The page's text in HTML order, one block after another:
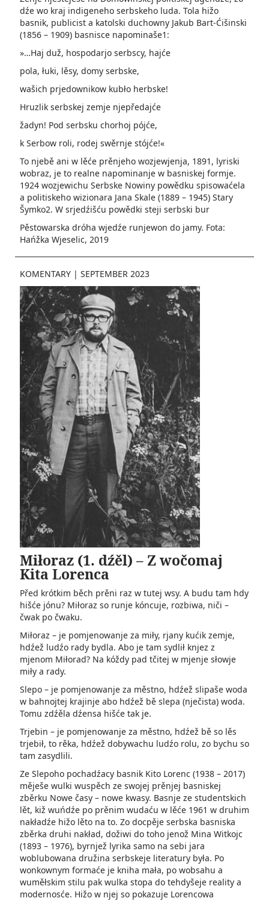
dźe wo kraj indigeneho serbskeho luda. Tola hižo
basnik, publicist a katolski duchowny Jakub Bart-Ćišinski
(1856 – 1909) basnisce napominaše1:
»…Haj duž, hospodarjo serbscy, hajće
pola, łuki, lěsy, domy serbske,
wašich prjedownikow kubło herbske!
Hruzlik serbskej zemje njepředajće
žadyn! Pod serbsku chorhoj pójće,
k Serbow roli, rodej swěrnje stójće!«
To njebě ani w lěće prěnjeho wozjewjenja, 1891, lyriski
wobraz, je to realne napominanje w basniskej formje.
1924 wozjewichu Serbske Nowiny powědku spisowaćela
a politiskeho wizionara Jana Skale (1889 – 1945) Stary
Šymko2. W srjedźišću powědki steji serbski bur
Pěstowarska dróha wjedźe runjewon do jamy. Fota:
Hańžka Wjeselic, 2019
KOMENTARY | SEPTEMBER 2023
Miłoraz (1. dźěl) – Z wočomaj
Kita Lorenca
Před krótkim běch prěni raz w tutej wsy. A budu tam hdy
hišće jónu? Miłoraz so runje kóncuje, rozbiwa, niči –
čwak po čwaku.
Miłoraz – je pomjenowanje za miły, rjany kućik zemje,
hdźež ludźo rady bydla. Abo je tam sydlił knjez z
mjenom Miłorad? Na kóždy pad tčitej w mjenje słowje
miły a rady.
Slepo – je pomjenowanje za městno, hdźež slipaše woda
w bahnojtej krajinje abo hdźež bě slepa (nječista) woda.
Tomu zdźěla dźensa hišće tak je.
Trjebin – je pomjenowanje za městno, hdźež bě so lěs
trjebił, to rěka, hdźež dobywachu ludźo rolu, zo bychu so
tam zasydlili.
Ze Slepoho pochadźacy basnik Kito Lorenc (1938 – 2017)
měješe wulki wuspěch ze swojej prěnjej basniskej
zběrku Nowe časy – nowe kwasy. Basnje ze studentskich
lět, kiž wuńdźe po prěnim wudaću w lěće 1961 w druhim
nakładźe hižo lěto na to. Zo docpěje serbska basniska
zběrka druhi nakład, dožiwi do toho jenož Mina Witkojc
(1893 – 1976), byrnjež lyrika samo na sebi jara
woblubowana družina serbskeje literatury była. Po
wonkownym formaće je kniha mała, po wobsahu a
wuměłskim stilu pak wulka stopa do tehdyšeje reality a
modernosće. Hižo w njej so pokazuje Lorencowa